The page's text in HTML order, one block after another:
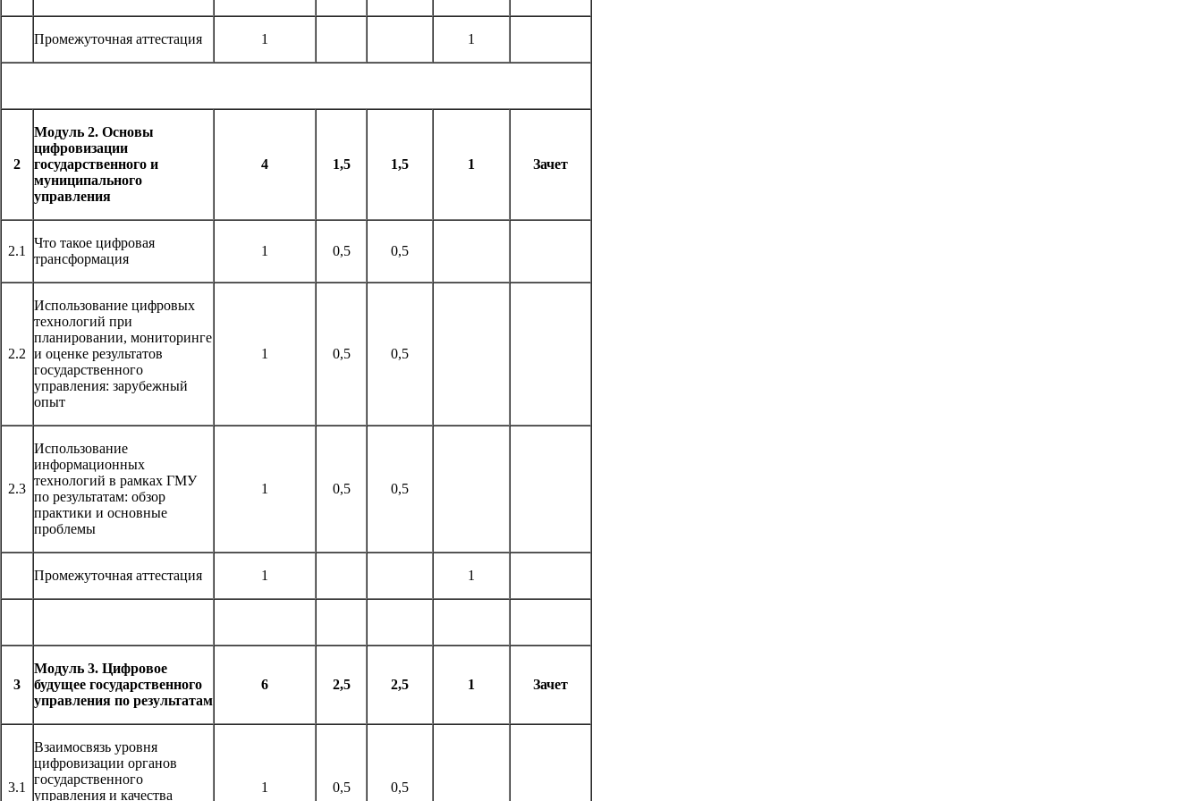
Промежуточная аттестация 1 1
2
Модуль 2. Основы
цифровизации
государственного и
муниципального
управления
4 1,5 1,5 1 Зачет
2.1
Что такое цифровая
трансформация
1 0,5 0,5
2.2
Использование цифровых
технологий при
планировании, мониторинге
и оценке результатов
государственного
управления: зарубежный
опыт
1 0,5 0,5
2.3
Использование
информационных
технологий в рамках ГМУ
по результатам: обзор
практики и основные
проблемы
1 0,5 0,5
Промежуточная аттестация 1 1
3
Модуль 3. Цифровое
будущее государственного
управления по результатам
6 2,5 2,5 1 Зачет
3.1
Взаимосвязь уровня
цифровизации органов
государственного
управления и качества
1 0,5 0,5